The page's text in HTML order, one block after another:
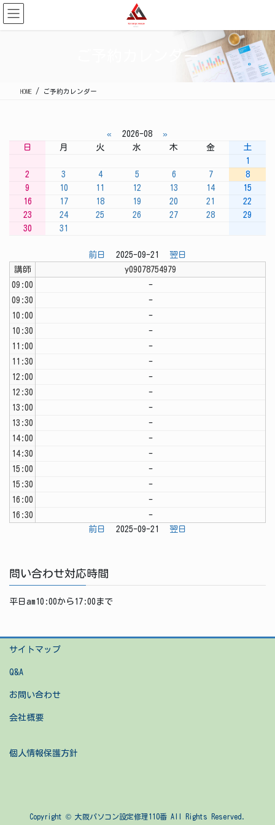
コ
ン
ナ
ビ
ご予約カレンダー
HOME ご予約カレンダー
« 2026-08
»
日
月 火 水 木 金
土
1
2
3 4 5 6 7
8
9
10 11 12 13 14
15
16
17 18 19 20 21
22
23
24 25 26 27 28
29
30
31
前日 2025-09-21
翌日
講師
y09078754979
09:00
-
09:30
-
10:00
-
10:30
-
11:00
-
11:30
-
12:00
-
12:30
-
13:00
-
13:30
-
14:00
-
14:30
-
15:00
-
15:30
-
16:00
-
16:30
-
前日
2025-09-21 翌日
問い合わせ対応時間
平日am10:00から17:00まで
サイトマップ
Q&A
お問い合わせ
会社概要
個人情報保護方針
Copyright © 大阪パソコン設定修理110番 All Rights Reserved.